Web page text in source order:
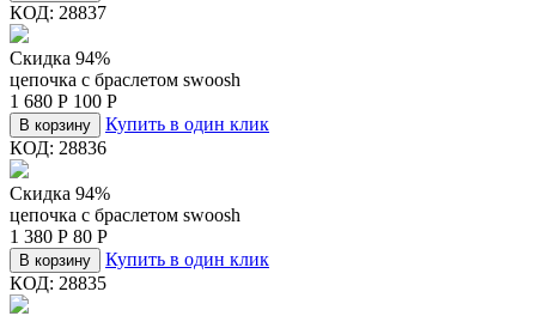
КОД: 28837
Скидка 94%
цепочка c браслетом swoosh
1 680 Р 100 Р
В корзину
Купить в один клик
КОД: 28836
Скидка 94%
цепочка c браслетом swoosh
1 380 Р 80 Р
В корзину
Купить в один клик
КОД: 28835